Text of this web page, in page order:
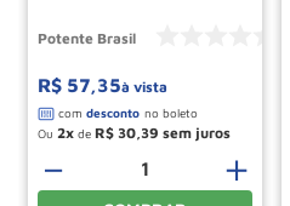
Potente Brasil
R$ 57 35à vista
Ou 2 de R$ 30 39
＋
－